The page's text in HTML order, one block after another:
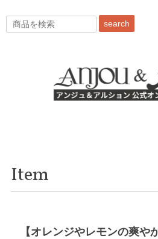
search
Item
【オレンジやレモンの爽や